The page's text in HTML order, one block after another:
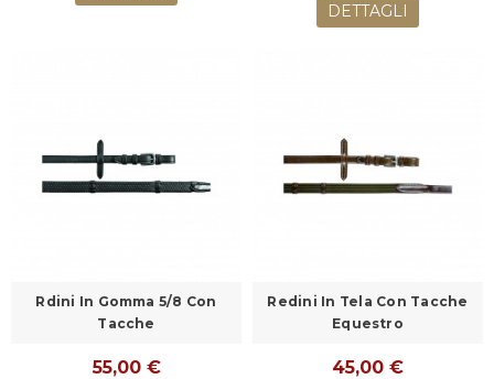
DETTAGLI
Rdini In Gomma 5/8 Con
Tacche
55,00 €
Redini In Tela Con Tacche
Equestro
45,00 €